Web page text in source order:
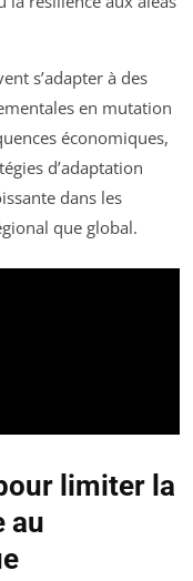
s’adapter à des
en mutation
économiques,
d’adaptation
dans les
que global.
limiter la
au